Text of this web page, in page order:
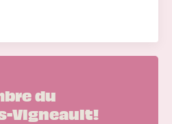
du
Vigneault!